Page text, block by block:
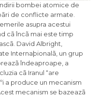
bombei atomice de
de conflicte armate.
asupra acestui
cã încã mai este timp
David Albright,
Internaþionalã, un grup
îndeaproape, a
cã Iranul “are
a produce un mecanism
mecanism se bazeazã